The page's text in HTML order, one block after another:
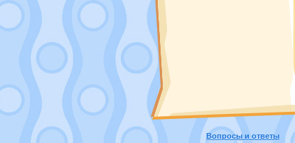
Вопросы и ответы